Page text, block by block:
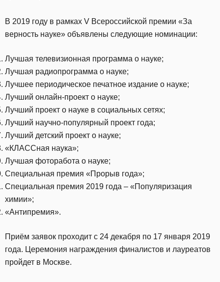
В 2019 году в рамках V Всероссийской премии «За
верность науке» объявлены следующие номинации:
Лучшая телевизионная программа о науке;
Лучшая радиопрограмма о науке;
Лучшее периодическое печатное издание о науке;
Лучший онлайн-проект о науке;
Лучший проект о науке в социальных сетях;
Лучший научно-популярный проект года;
Лучший детский проект о науке;
«КЛАССная наука»;
Лучшая фоторабота о науке;
Специальная премия «Прорыв года»;
Специальная премия 2019 года – «Популяризация
химии»;
«Антипремия».
Приём заявок проходит с 24 декабря по 17 января 2019
года. Церемония награждения финалистов и лауреатов
пройдет в Москве.